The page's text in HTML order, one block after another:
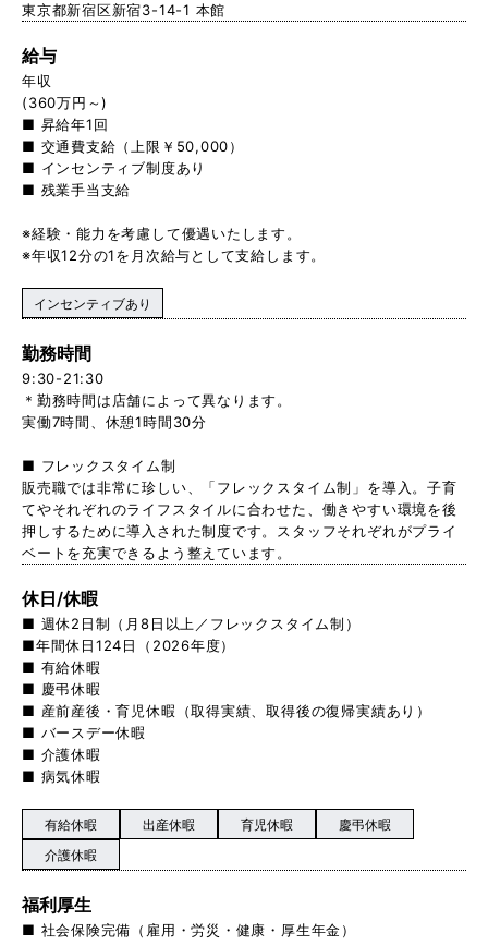
東京都新宿区新宿3-14-1 本館
給与
年収
(360万円～)
■ 昇給年1回
■ 交通費支給（上限￥50,000）
■ インセンティブ制度あり
■ 残業手当支給
※経験・能力を考慮して優遇いたします。
※年収12分の1を月次給与として支給します。
インセンティブあり
勤務時間
9:30-21:30
＊勤務時間は店舗によって異なります。
実働7時間、休憩1時間30分
■ フレックスタイム制
販売職では非常に珍しい、「フレックスタイム制」を導入。子育
てやそれぞれのライフスタイルに合わせた、働きやすい環境を後
押しするために導入された制度です。スタッフそれぞれがプライ
ベートを充実できるよう整えています。
休日/休暇
■ 週休2日制（月8日以上／フレックスタイム制）
■年間休日124日（2026年度）
■ 有給休暇
■ 慶弔休暇
■ 産前産後・育児休暇（取得実績、取得後の復帰実績あり）
■ バースデー休暇
■ 介護休暇
■ 病気休暇
有給休暇 出産休暇 育児休暇
慶弔休暇
介護休暇
福利厚生
■ 社会保険完備（雇用・労災・健康・厚生年金）